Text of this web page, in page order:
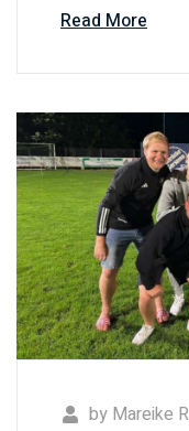
Read More
by Mareike